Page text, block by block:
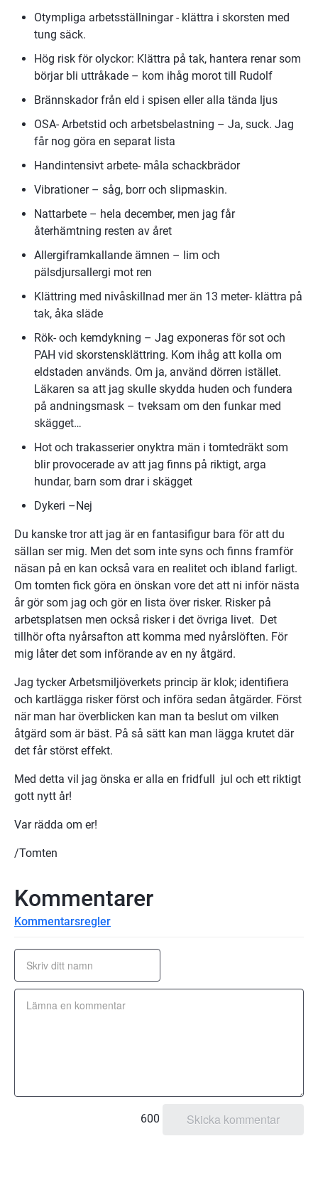
Otympliga arbetsställningar - klättra i skorsten med
tung säck.
Hög risk för olyckor: Klättra på tak, hantera renar som
börjar bli uttråkade – kom ihåg morot till Rudolf
Brännskador från eld i spisen eller alla tända ljus
OSA- Arbetstid och arbetsbelastning – Ja, suck. Jag
får nog göra en separat lista
Handintensivt arbete- måla schackbrädor
Vibrationer – såg, borr och slipmaskin.
Nattarbete – hela december, men jag får
återhämtning resten av året
Allergiframkallande ämnen – lim och
pälsdjursallergi mot ren
Klättring med nivåskillnad mer än 13 meter- klättra på
tak, åka släde
Rök- och kemdykning – Jag exponeras för sot och
PAH vid skorstensklättring. Kom ihåg att kolla om
eldstaden används. Om ja, använd dörren istället.
Läkaren sa att jag skulle skydda huden och fundera
på andningsmask – tveksam om den funkar med
skägget…
Hot och trakasserier onyktra män i tomtedräkt som
blir provocerade av att jag finns på riktigt, arga
hundar, barn som drar i skägget
Dykeri –Nej
Du kanske tror att jag är en fantasifigur bara för att du
sällan ser mig. Men det som inte syns och finns framför
näsan på en kan också vara en realitet och ibland farligt.
Om tomten fick göra en önskan vore det att ni inför nästa
år gör som jag och gör en lista över risker. Risker på
arbetsplatsen men också risker i det övriga livet.  Det
tillhör ofta nyårsafton att komma med nyårslöften. För
mig låter det som införande av en ny åtgärd.
Jag tycker Arbetsmiljöverkets princip är klok; identifiera
och kartlägga risker först och införa sedan åtgärder. Först
när man har överblicken kan man ta beslut om vilken
åtgärd som är bäst. På så sätt kan man lägga krutet där
det får störst effekt.
Med detta vil jag önska er alla en fridfull  jul och ett riktigt
gott nytt år!
Var rädda om er!
/Tomten
Kommentarsregler
Kommentarer
600